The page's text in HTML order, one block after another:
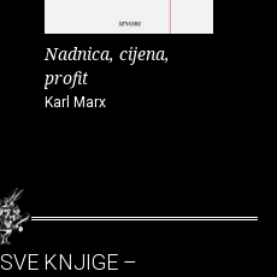
Nadnica, cijena,
profit
Karl Marx
KNJIGE –